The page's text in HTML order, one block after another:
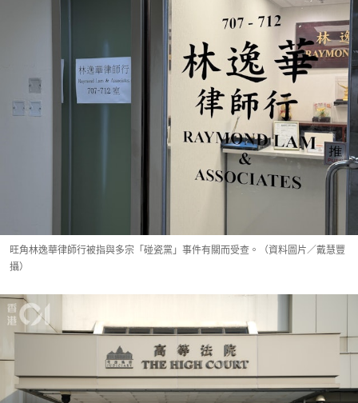
旺角林逸華律師行被指與多宗「碰瓷黨」事件有關而受查。（資料圖片／戴慧豐
攝）